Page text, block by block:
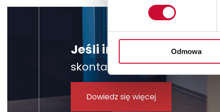
Odmowa
Jeśli interesuje Cię
skontaktuj się z nami,
Dowiedz się więcej